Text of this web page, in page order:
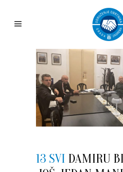
13 SVI DAMIRU